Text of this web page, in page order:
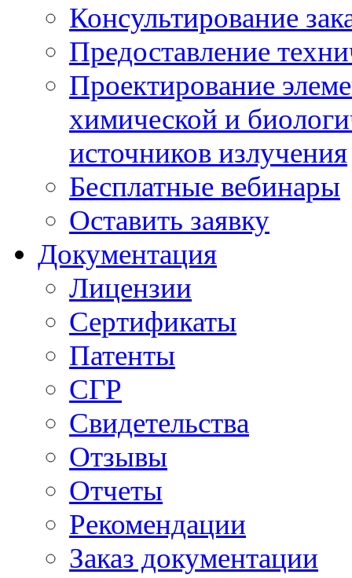
Консультирование
Предоставление
Проектирование
химической и
источников излучения
Бесплатные вебинары
Оставить заявку
Документация
Лицензии
Сертификаты
Патенты
СГР
Свидетельства
Отзывы
Отчеты
Рекомендации
Заказ документации